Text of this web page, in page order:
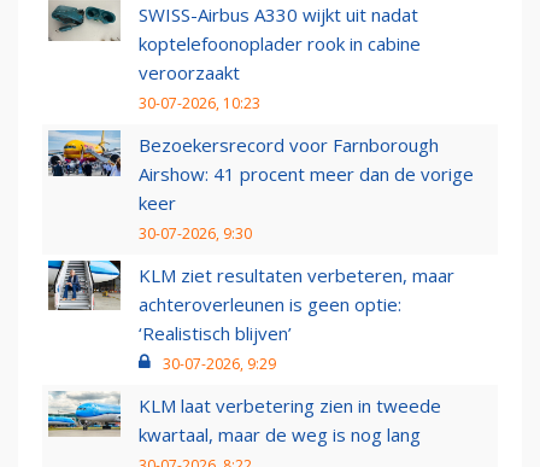
SWISS-Airbus A330 wijkt uit nadat
koptelefoonoplader rook in cabine
veroorzaakt
30-07-2026, 10:23
Bezoekersrecord voor Farnborough
Airshow: 41 procent meer dan de vorige
keer
30-07-2026, 9:30
KLM ziet resultaten verbeteren, maar
achteroverleunen is geen optie:
‘Realistisch blijven’
30-07-2026, 9:29
KLM laat verbetering zien in tweede
kwartaal, maar de weg is nog lang